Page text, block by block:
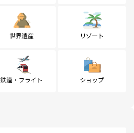
世界遺産 リゾート
鉄道・フライト ショップ